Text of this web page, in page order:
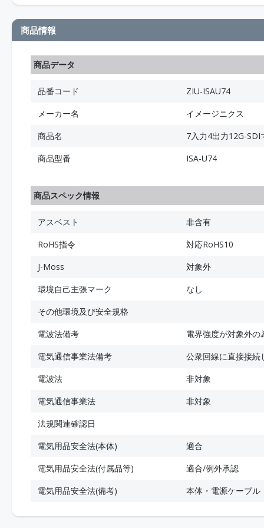
商品情報
商品データ
品番コード
ZIU-ISAU74
メーカー名
イメージニクス
商品名
7入力4出力12G-
商品型番
ISA-U74
商品スペック情報
アスベスト
非含有
RoHS指令
対応RoHS10
J-Moss
対象外
環境自己主張マーク
なし
その他環境及び安全規格
電波法備考
電界強度が対象外の
電気通信事業法備考
公衆回線に直接接続
電波法
非対象
電気通信事業法
非対象
法規関連確認日
電気用品安全法(本体)
適合
電気用品安全法(付属品等)
適合/例外承認
電気用品安全法(備考)
本体・電源ケーブル